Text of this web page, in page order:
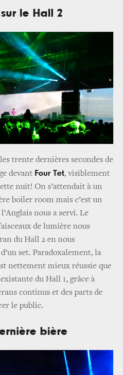
le Hall 2
trente dernières secondes de
devant Four Tet, visiblement
nuit! On s’attendait à un
boiler room mais c’est un
nous a servi. Le
de lumière nous
du Hall 2 en nous
set. Paradoxalement, la
nettement mieux réussie que
du Hall 1, grâce à
continus et des parts de
le public.
bière